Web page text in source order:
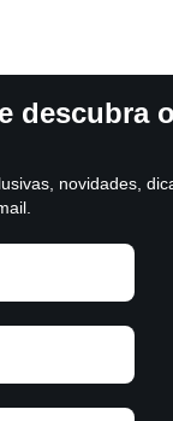
descubra
novidades,